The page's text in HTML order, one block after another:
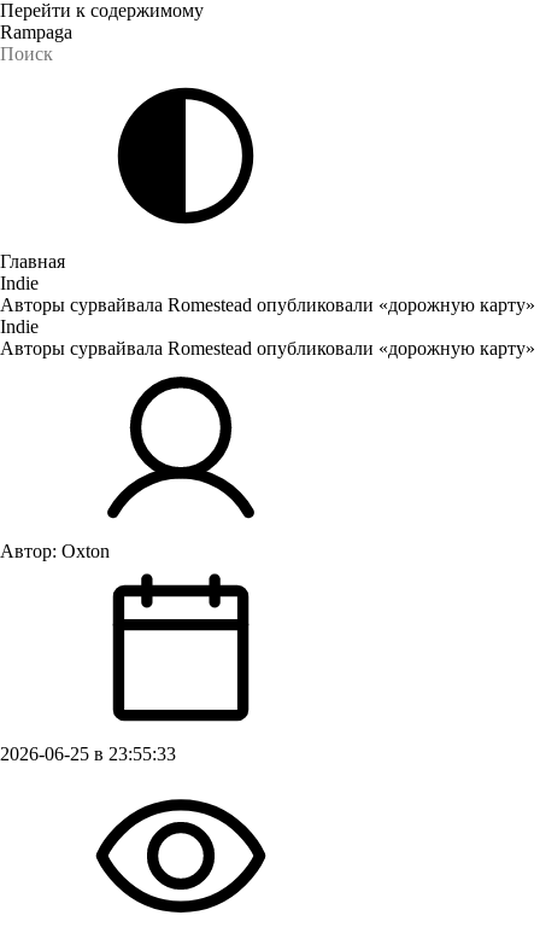
Перейти к содержимому
Rampaga
Главная
Indie
Авторы сурвайвала Romestead опубликовали «дорожную карту»
Indie
Авторы сурвайвала Romestead опубликовали «дорожную карту»
Автор: Oxton
2026-06-25 в 23:55:33